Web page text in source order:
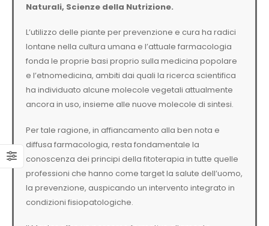
Naturali, Scienze della Nutrizione.
L’utilizzo delle piante per prevenzione e cura ha radici
lontane nella cultura umana e l’attuale farmacologia
fonda le proprie basi proprio sulla medicina popolare
e l’etnomedicina, ambiti dai quali la ricerca scientifica
ha individuato alcune molecole vegetali attualmente
ancora in uso, insieme alle nuove molecole di sintesi.
Per tale ragione, in affiancamento alla ben nota e
diffusa farmacologia, resta fondamentale la
conoscenza dei principi della fitoterapia in tutte quelle
professioni che hanno come target la salute dell’uomo,
la prevenzione, auspicando un intervento integrato in
condizioni fisiopatologiche.